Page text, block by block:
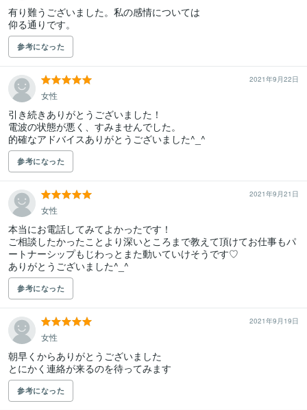
有り難うございました。私の感情については
仰る通りです。
参考になった
2021年9月22日
女性
引き続きありがとうございました！
電波の状態が悪く、すみませんでした。
的確なアドバイスありがとうございました^_^
参考になった
2021年9月21日
女性
本当にお電話してみてよかったです！
ご相談したかったことより深いところまで教えて頂けてお仕事もパ
ートナーシップもじわっとまた動いていけそうです♡
ありがとうございました^_^
参考になった
2021年9月19日
女性
朝早くからありがとうございました
とにかく連絡が来るのを待ってみます
参考になった